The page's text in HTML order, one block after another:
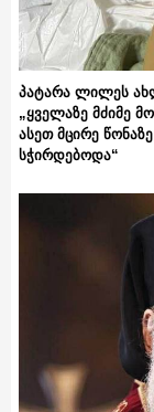
პატარა ლილეს
„ყველაზე მძიმე
ასეთ მცირე
სჭირდებოდა“